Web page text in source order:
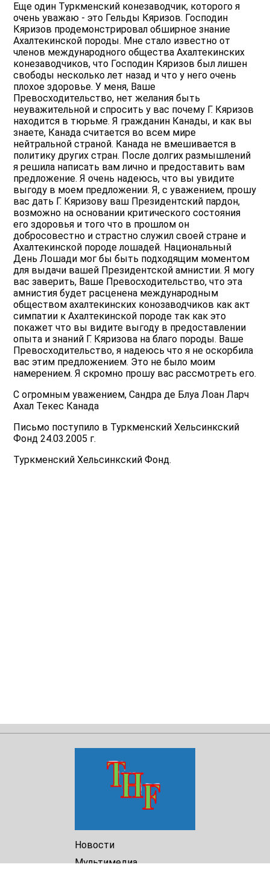
Еще один Туркменский конезаводчик, которого я
очень уважаю - это Гельды Кяризов. Господин
Кяризов продемонстрировал обширное знание
Ахалтекинской породы. Мне стало известно от
членов международного общества Ахалтекинских
конезаводчиков, что Господин Кяризов был лишен
свободы несколько лет назад и что у него очень
плохое здоровье. У меня, Ваше
Превосходительство, нет желания быть
неуважительной и спросить у вас почему Г. Кяризов
находится в тюрьме. Я гражданин Канады, и как вы
знаете, Канада считается во всем мире
нейтральной страной. Канада не вмешивается в
политику других стран. После долгих размышлений
я решила написать вам лично и предоставить вам
предложение. Я очень надеюсь, что вы увидите
выгоду в моем предложении. Я, с уважением, прошу
вас дать Г. Кяризову ваш Президентский пардон,
возможно на основании критического состояния
его здоровья и того что в прошлом он
добросовестно и страстно служил своей стране и
Ахалтекинской породе лошадей. Национальный
День Лошади мог бы быть подходящим моментом
для выдачи вашей Президентской амнистии. Я могу
вас заверить, Ваше Превосходительство, что эта
амнистия будет расценена международным
обществом ахалтекинских конозаводчиков как акт
симпатии к Ахалтекинской породе так как это
покажет что вы видите выгоду в предоставлении
опыта и знаний Г. Кяризова на благо породы. Ваше
Превосходительство, я надеюсь что я не оскорбила
вас этим предложением. Это не было моим
намерением. Я скромно прошу вас рассмотреть его.
С огромным уважением, Сандра де Блуа Лоан Ларч
Ахал Текес Канада
Письмо поступило в Туркменский Хельсинкский
Фонд 24.03.2005 г.
Туркменский Хельсинкский Фонд.
Новости
Мультимедиа